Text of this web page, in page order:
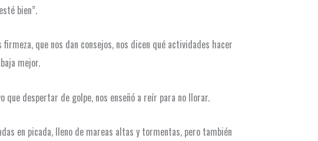
bien”.
que nos dan consejos, nos dicen qué actividades hacer
mejor.
que despertar de golpe, nos enseñó a reír para no llorar.
en picada, lleno de mareas altas y tormentas, pero también